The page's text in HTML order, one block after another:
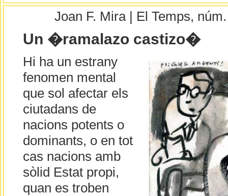
Joan F. Mira | El Temps,
Un �ramalazo castizo�
Hi ha un estrany
fenomen mental
que sol afectar els
ciutadans de
nacions potents o
dominants, o en tot
cas nacions amb
sòlid Estat propi,
quan es troben